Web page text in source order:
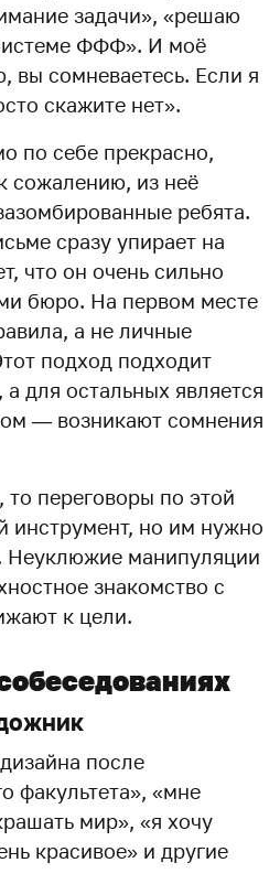
задачи», «решаю
ФФФ». И моё
сомневаетесь. Если я
скажите нет».
по себе прекрасно,
сожалению, из неё
ребята.
сразу упирает на
что он очень сильно
бюро. На первом месте
а не личные
подход подходит
для остальных является
— возникают сомнения
то переговоры по этой
инструмент, но им нужно
Неуклюжие манипуляции
знакомство с
к цели.
после
факультета», «мне
мир», «я хочу
красивое» и другие